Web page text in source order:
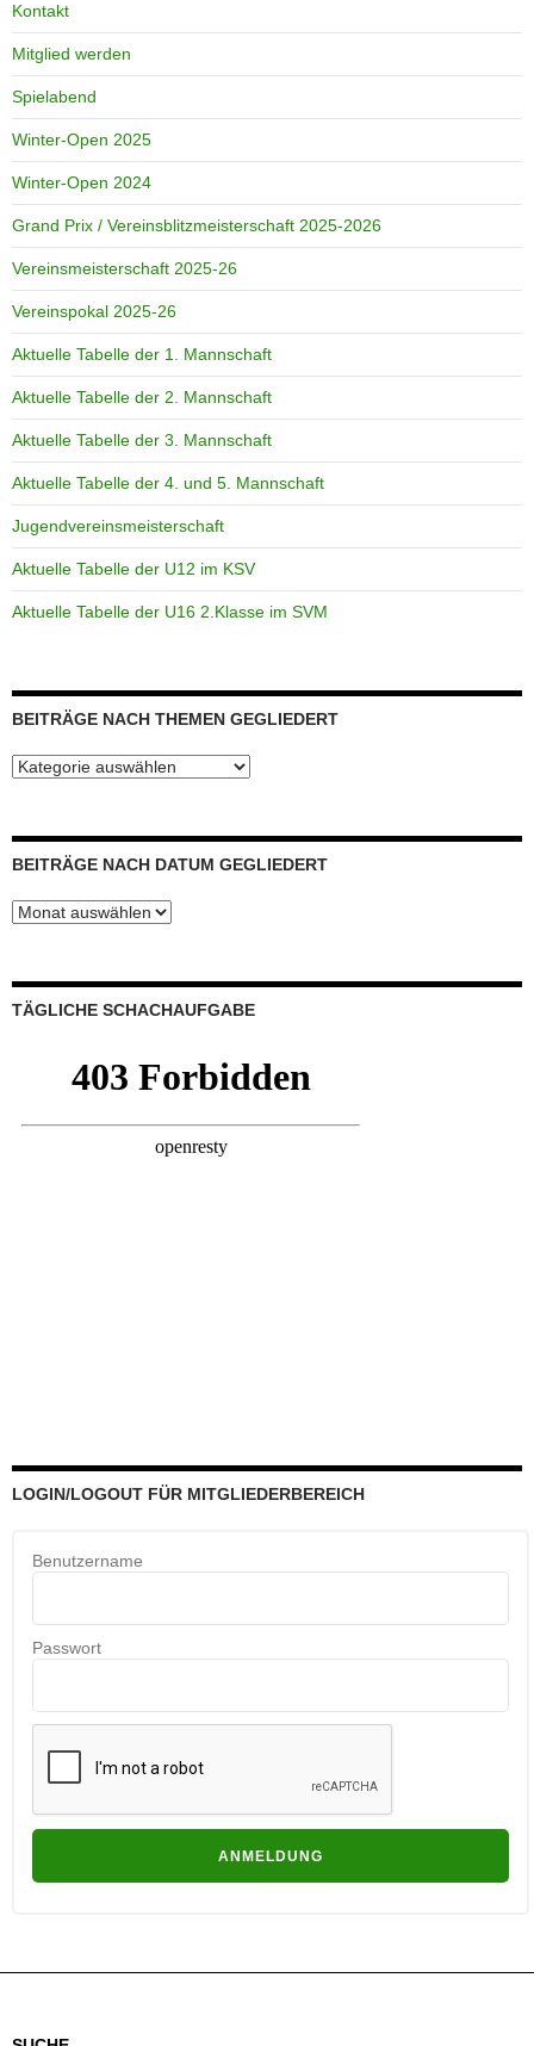
Kontakt
Mitglied werden
Spielabend
Winter-Open 2025
Winter-Open 2024
Grand Prix / Vereinsblitzmeisterschaft 2025-2026
Vereinsmeisterschaft 2025-26
Vereinspokal 2025-26
Aktuelle Tabelle der 1. Mannschaft
Aktuelle Tabelle der 2. Mannschaft
Aktuelle Tabelle der 3. Mannschaft
Aktuelle Tabelle der 4. und 5. Mannschaft
Jugendvereinsmeisterschaft
Aktuelle Tabelle der U12 im KSV
Aktuelle Tabelle der U16 2.Klasse im SVM
BEITRÄGE NACH THEMEN GEGLIEDERT
Beiträge
BEITRÄGE NACH DATUM GEGLIEDERT
Beiträge
TÄGLICHE SCHACHAUFGABE
LOGIN/LOGOUT FÜR MITGLIEDERBEREICH
Benutzername
Passwort